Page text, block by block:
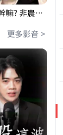
【注意!!!】外資暗中狂掃ETF想幹嘛? 非農影響能多大?!｜ Mr.永年 李 / Mr.JIMMY 高志銘 / 理財有夠跩
更多影音 >